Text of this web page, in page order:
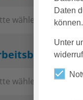
wählen...
wählen...
Daten
Unter